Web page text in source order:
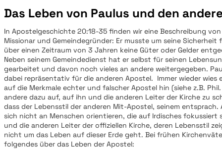
Das Leben von Paulus und den
In Apostelgeschichte 20:18-35 finden wir eine Beschreibung von
Missionar und Gemeindegründer: Er musste um seine
über einen Zeitraum von 3 Jahren keine Güter oder Gelder
Neben seinem Gemeindedienst hat er selbst für seinen
gearbeitet und davon noch vieles an andere weitergegeben.
dabei repräsentativ für die anderen Apostel. Immer wieder wies
auf die Merkmale echter und falscher Apostel hin (siehe z.B.
andere dazu auf, auf ihn und die anderen Leiter der Kirche zu
dass der Lebensstil der anderen Mit-Apostel, seinem
sich nicht an Menschen orientieren, die auf Irdisches fokussiert
und die anderen Leiter der offiziellen Kirche, deren Lebensstil
nicht um das Leben auf dieser Erde geht. Bei frühen
folgendes über das Leben der Apostel: